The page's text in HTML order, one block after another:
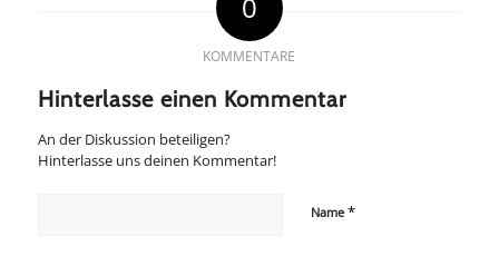
KOMMENTARE
Hinterlasse einen Kommentar
An der Diskussion beteiligen?
Hinterlasse uns deinen Kommentar!
Name *